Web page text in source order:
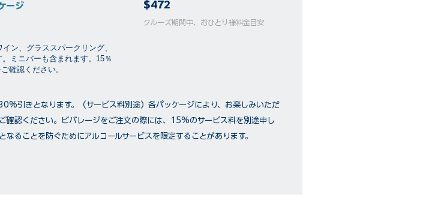
ージ $472
​​クルーズ期間中、おひとり様料金目安
ン、グラススパークリング、
ミニバーも含まれます。15％
確認ください。
引きとなります。（サービス料別途）各パッケージにより、お楽しみいただ
確認ください。ビバレージをご注文の際には、15%のサービス料を別途申し
ることを防ぐためにアルコールサービスを限定することがあります。